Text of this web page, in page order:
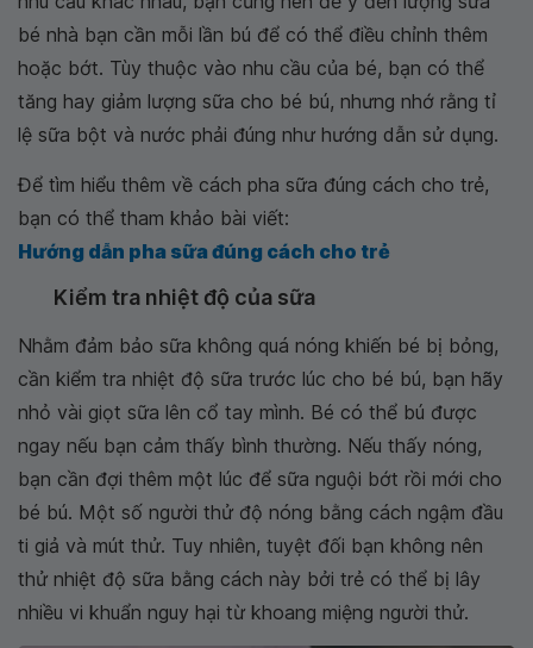
bé nhà bạn cần mỗi lần bú để có thể điều chỉnh thêm
hoặc bớt. Tùy thuộc vào nhu cầu của bé, bạn có thể
tăng hay giảm lượng sữa cho bé bú, nhưng nhớ rằng tỉ
lệ sữa bột và nước phải đúng như hướng dẫn sử dụng.
Để tìm hiểu thêm về cách pha sữa đúng cách cho trẻ,
bạn có thể tham khảo bài viết:
Hướng dẫn pha sữa đúng cách cho trẻ
Kiểm tra nhiệt độ của sữa
Nhằm đảm bảo sữa không quá nóng khiến bé bị bỏng,
cần kiểm tra nhiệt độ sữa trước lúc cho bé bú, bạn hãy
nhỏ vài giọt sữa lên cổ tay mình. Bé có thể bú được
ngay nếu bạn cảm thấy bình thường. Nếu thấy nóng,
bạn cần đợi thêm một lúc để sữa nguội bớt rồi mới cho
bé bú. Một số người thử độ nóng bằng cách ngậm đầu
ti giả và mút thử. Tuy nhiên, tuyệt đối bạn không nên
thử nhiệt độ sữa bằng cách này bởi trẻ có thể bị lây
nhiều vi khuẩn nguy hại từ khoang miệng người thử.